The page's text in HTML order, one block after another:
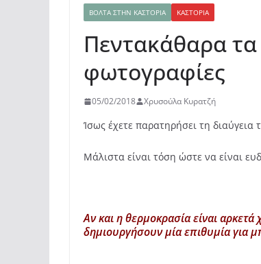
ΒΌΛΤΑ ΣΤΗΝ ΚΑΣΤΟΡΙΆ ΚΑΣΤΟΡΙΆ
Πεντακάθαρα τα
φωτογραφίες
05/02/2018 Χρυσούλα Κυρατζή
Ίσως έχετε παρατηρήσει τη
Μάλιστα είναι τόση ώστε να είναι
Αν και η θερμοκρασία είναι
δημιουργήσουν μία επιθυμία για